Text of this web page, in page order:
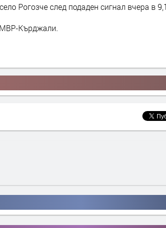
Рогозче след подаден сигнал вчера в
МВР-Кърджали.